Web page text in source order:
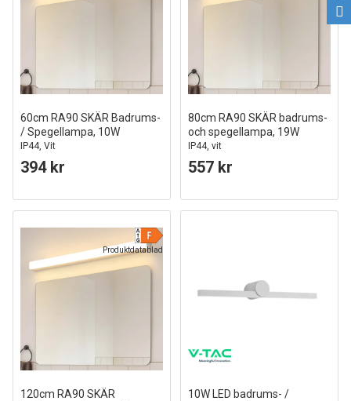
60cm RA90 SKÄR Badrums-
/ Spegellampa, 10W
IP44, Vit
394 kr
80cm RA90 SKÄR badrums-
och spegellampa, 19W
IP44, vit
557 kr
Produktdatablad
120cm RA90 SKÄR
10W LED badrums- /